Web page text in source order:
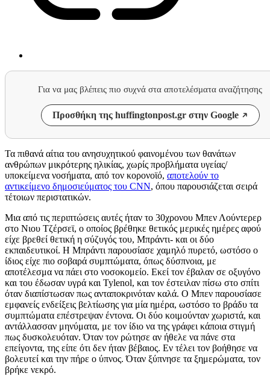
Για να μας βλέπεις πιο συχνά στα αποτελέσματα αναζήτησης
Προσθήκη της huffingtonpost.gr στην Google
Τα πιθανά αίτια του ανησυχητικού φαινομένου των θανάτων
ανθρώπων μικρότερης ηλικίας, χωρίς προβλήματα υγείας/
υποκείμενα νοσήματα, από τον κορονοϊό, αποτελούν το
αντικείμενο δημοσιεύματος του CNN, όπου παρουσιάζεται σειρά
τέτοιων περιστατικών.
Μια από τις περιπτώσεις αυτές ήταν το 30χρονου Μπεν Λούντερερ
στο Νιου Τζέρσεϊ, ο οποίος βρέθηκε θετικός μερικές ημέρες αφού
είχε βρεθεί θετική η σύζυγός του, Μπράντι- και οι δύο
εκπαιδευτικοί. Η Μπράντι παρουσίασε χαμηλό πυρετό, ωστόσο ο
ίδιος είχε πιο σοβαρά συμπτώματα, όπως δύσπνοια, με
αποτέλεσμα να πάει στο νοσοκομείο. Εκεί τον έβαλαν σε οξυγόνο
και του έδωσαν υγρά και Tylenol, και τον έστειλαν πίσω στο σπίτι
όταν διαπίστωσαν πως ανταποκρινόταν καλά. Ο Μπεν παρουσίασε
εμφανείς ενδείξεις βελτίωσης για μία ημέρα, ωστόσο το βράδυ τα
συμπτώματα επέστρεψαν έντονα. Οι δύο κοιμούνταν χωριστά, και
αντάλλασσαν μηνύματα, με τον ίδιο να της γράφει κάποια στιγμή
πως δυσκολευόταν. Όταν τον ρώτησε αν ήθελε να πάνε στα
επείγοντα, της είπε ότι δεν ήταν βέβαιος. Εν τέλει τον βοήθησε να
βολευτεί και την πήρε ο ύπνος. Όταν ξύπνησε τα ξημερώματα, τον
βρήκε νεκρό.